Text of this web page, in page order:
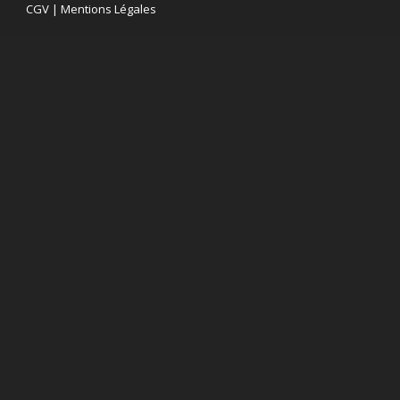
CGV | Mentions Légales